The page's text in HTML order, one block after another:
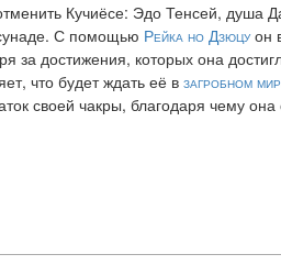
Кучиёсе: Эдо Тенсей, душа
С помощью Рейка но Дзюцуон
за достижения, которых она
что будет ждать её в загробном
своей чакры, благодаря чему она